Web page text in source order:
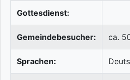
Gottesdienst:
Gemeindebesucher: ca.
Sprachen: